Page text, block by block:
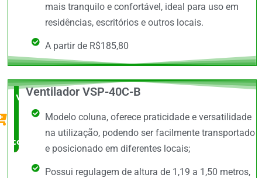
mais tranquilo e confortável, ideal para uso em
residências, escritórios e outros locais.
A partir de R$185,80
Vale a
Pena
comprar
Ventilador VSP-40C-B
Modelo coluna, oferece praticidade e versatilidade
na utilização, podendo ser facilmente transportado
e posicionado em diferentes locais;
Possui regulagem de altura de 1,19 a 1,50 metros,